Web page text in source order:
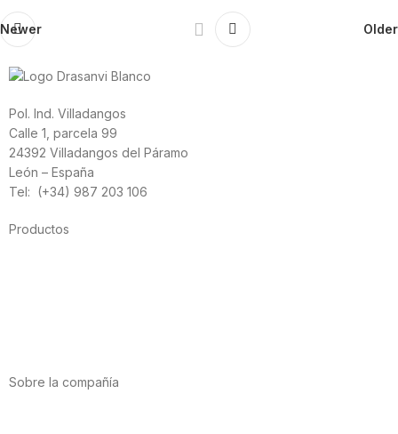
Newer Older
Pol. Ind. Villadangos
Calle 1, parcela 99
24392 Villadangos del Páramo
León – España
Tel: (+34) 987 203 106
Productos
Sobre la compañía